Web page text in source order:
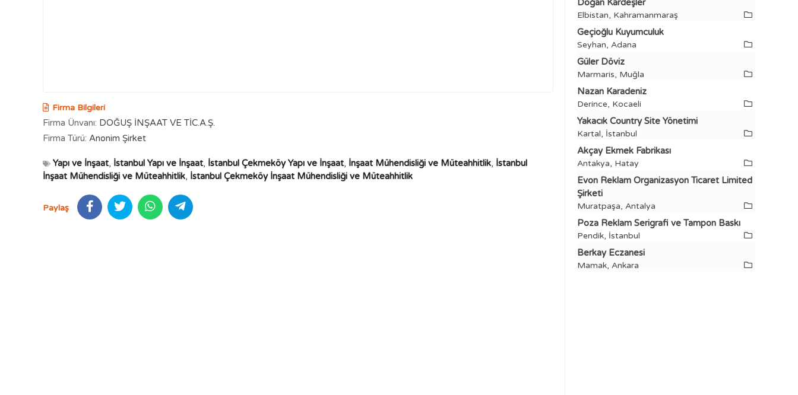
Firma Bilgileri
Firma Ünvanı: DOĞUŞ İNŞAAT VE TİC.A.Ş.
Firma Türü: Anonim Şirket
Yapı ve İnşaat, İstanbul Yapı ve İnşaat, İstanbul Çekmeköy Yapı ve İnşaat, İnşaat Mühendisliği ve Müteahhitlik, İstanbul
İnşaat Mühendisliği ve Müteahhitlik, İstanbul Çekmeköy İnşaat Mühendisliği ve Müteahhitlik
Paylaş
Doğan Kardeşler
Elbistan, Kahramanmaraş
Geçioğlu Kuyumculuk
Seyhan, Adana
Güler Döviz
Marmaris, Muğla
Nazan Karadeniz
Derince, Kocaeli
Yakacık Country Site Yönetimi
Kartal, İstanbul
Akçay Ekmek Fabrikası
Antakya, Hatay
Evon Reklam Organizasyon Ticaret Limited
Şirketi
Muratpaşa, Antalya
Poza Reklam Serigrafi ve Tampon Baskı
Pendik, İstanbul
Berkay Eczanesi
Mamak, Ankara